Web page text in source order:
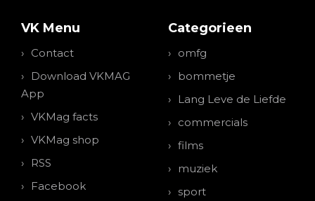
VK Menu
Contact
Download VKMAG
App
VKMag facts
VKMag shop
RSS
Facebook
Categorieen
omfg
bommetje
Lang Leve de Liefde
commercials
films
muziek
sport